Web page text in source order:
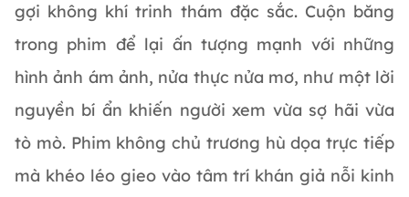
gợi không khí trinh thám đặc sắc. Cuộn băng
trong phim để lại ấn tượng mạnh với những
hình ảnh ám ảnh, nửa thực nửa mơ, như một lời
nguyền bí ẩn khiến người xem vừa sợ hãi vừa
tò mò. Phim không chủ trương hù dọa trực tiếp
mà khéo léo gieo vào tâm trí khán giả nỗi kinh